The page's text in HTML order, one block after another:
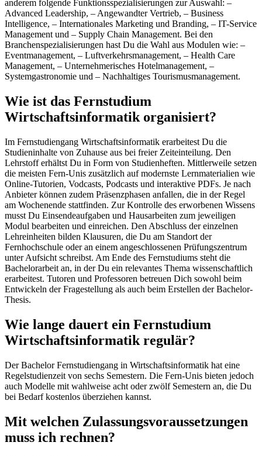
anderem folgende Funktionsspezialisierungen zur Auswahl: –
Advanced Leadership, – Angewandter Vertrieb, – Business
Intelligence, – Internationales Marketing und Branding, – IT-Service
Management und – Supply Chain Management. Bei den
Branchenspezialisierungen hast Du die Wahl aus Modulen wie: –
Eventmanagement, – Luftverkehrsmanagement, – Health Care
Management, – Unternehmerisches Hotelmanagement, –
Systemgastronomie und – Nachhaltiges Tourismusmanagement.
Wie ist das Fernstudium
Wirtschaftsinformatik organisiert?
Im Fernstudiengang Wirtschaftsinformatik erarbeitest Du die
Studieninhalte von Zuhause aus bei freier Zeiteinteilung. Den
Lehrstoff erhältst Du in Form von Studienheften. Mittlerweile setzen
die meisten Fern-Unis zusätzlich auf modernste Lernmaterialien wie
Online-Tutorien, Vodcasts, Podcasts und interaktive PDFs. Je nach
Anbieter können zudem Präsenzphasen anfallen, die in der Regel
am Wochenende stattfinden. Zur Kontrolle des erworbenen Wissens
musst Du Einsendeaufgaben und Hausarbeiten zum jeweiligen
Modul bearbeiten und einreichen. Den Abschluss der einzelnen
Lehreinheiten bilden Klausuren, die Du am Standort der
Fernhochschule oder an einem angeschlossenen Prüfungszentrum
unter Aufsicht schreibst. Am Ende des Fernstudiums steht die
Bachelorarbeit an, in der Du ein relevantes Thema wissenschaftlich
erarbeitest. Tutoren und Professoren betreuen Dich sowohl beim
Entwickeln der Fragestellung als auch beim Erstellen der Bachelor-
Thesis.
Wie lange dauert ein Fernstudium
Wirtschaftsinformatik regulär?
Der Bachelor Fernstudiengang in Wirtschaftsinformatik hat eine
Regelstudienzeit von sechs Semestern. Die Fern-Unis bieten jedoch
auch Modelle mit wahlweise acht oder zwölf Semestern an, die Du
bei Bedarf kostenlos überziehen kannst.
Mit welchen Zulassungsvoraussetzungen
muss ich rechnen?